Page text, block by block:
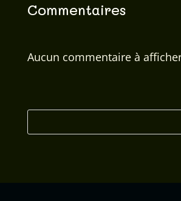
Commentaires
Aucun commentaire à